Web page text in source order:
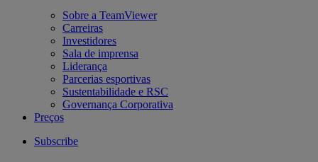
Sobre a TeamViewer
Carreiras
Investidores
Sala de imprensa
Liderança
Parcerias esportivas
Sustentabilidade e RSC
Governança Corporativa
Preços
Subscribe